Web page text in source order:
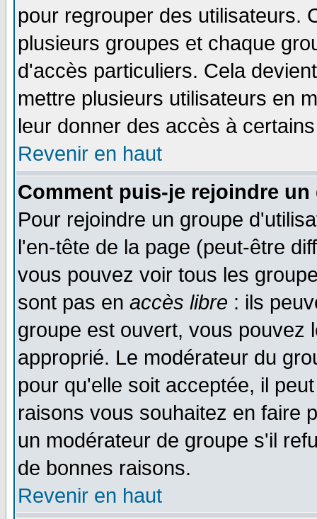
pour regrouper des utilisateurs.
plusieurs groupes et chaque
d'accès particuliers. Cela
mettre plusieurs utilisateurs en
leur donner des accès à
Revenir en haut
Comment puis-je rejoindre
Pour rejoindre un groupe
l'en-tête de la page (peut-être
vous pouvez voir tous les
sont pas en accès libre : ils
groupe est ouvert, vous pouvez
approprié. Le modérateur du
pour qu'elle soit acceptée, il
raisons vous souhaitez en faire
un modérateur de groupe s'il
de bonnes raisons.
Revenir en haut